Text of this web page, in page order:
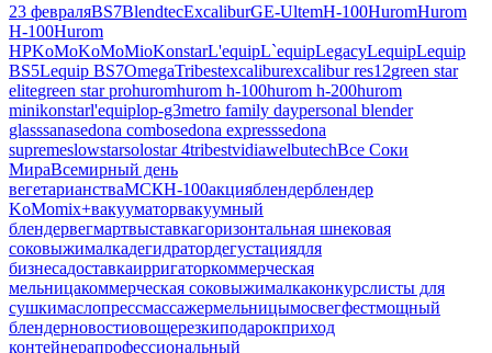
23 февраляBS7BlendtecExcaliburGE-UltemH-100HuromHurom
H-100Hurom
HPKoMoKoMoMioKonstarL'equipL`equipLegacyLequipLequip
BS5Lequip BS7OmegaTribestexcaliburexcalibur res12green star
elitegreen star prohuromhurom h-100hurom h-200hurom
minikonstarl'equiplop-g3metro family daypersonal blender
glasssanasedona combosedona expresssedona
supremeslowstarsolostar 4tribestvidiawelbutechВсе Соки
МираВсемирный день
вегетарианстваМСКН-100акцияблендерблендер
KoMomix+вакууматорвакуумный
блендервегмартвыставкагоризонтальная шнековая
соковыжималкадегидратордегустациядля
бизнесадоставкаирригаторкоммерческая
мельницакоммерческая соковыжималкаконкурслисты для
сушкимаслопрессмассажермельницымосвегфестмощный
блендерновостиовощерезкиподарокприход
контейнерапрофессиональный